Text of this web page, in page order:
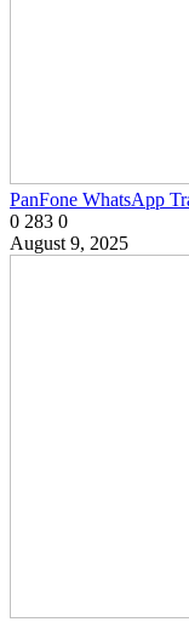
PanFone WhatsApp
0 283 0
August 9, 2025